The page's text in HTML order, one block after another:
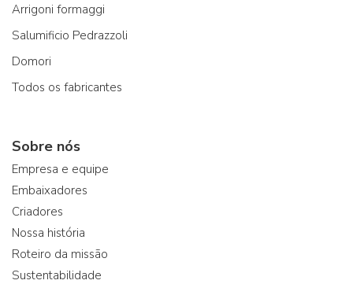
Arrigoni formaggi
Salumificio Pedrazzoli
Domori
Todos os fabricantes
Sobre nós
Empresa e equipe
Embaixadores
Criadores
Nossa história
Roteiro da missão
Sustentabilidade